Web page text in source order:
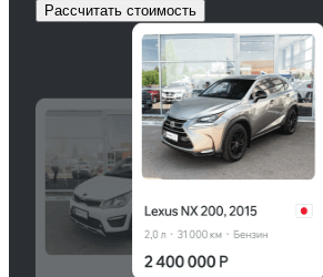
Рассчитать стоимость